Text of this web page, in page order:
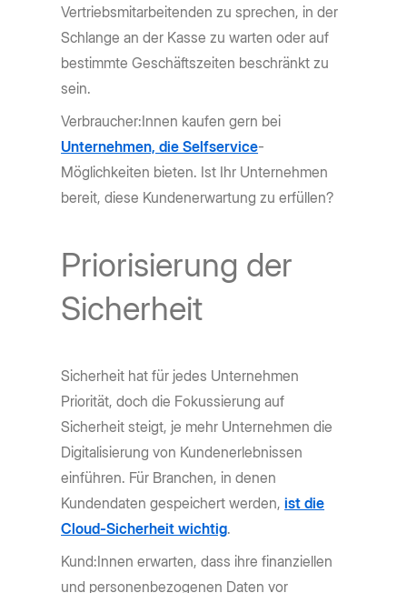
Vertriebsmitarbeitenden zu sprechen, in der
Schlange an der Kasse zu warten oder auf
bestimmte Geschäftszeiten beschränkt zu
sein.
Verbraucher:Innen kaufen gern bei
Unternehmen, die Selfservice-
Möglichkeiten bieten. Ist Ihr Unternehmen
bereit, diese Kundenerwartung zu erfüllen?
Priorisierung der
Sicherheit
Sicherheit hat für jedes Unternehmen
Priorität, doch die Fokussierung auf
Sicherheit steigt, je mehr Unternehmen die
Digitalisierung von Kundenerlebnissen
einführen. Für Branchen, in denen
Kundendaten gespeichert werden,ist die
Cloud-Sicherheit wichtig.
Kund:Innen erwarten, dass ihre finanziellen
und personenbezogenen Daten vor